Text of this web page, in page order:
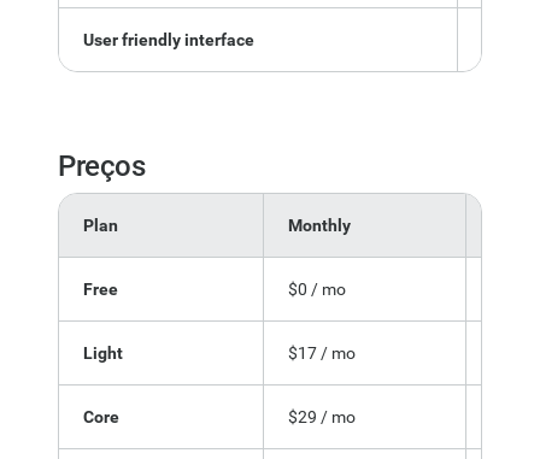
User friendly interface
Preços
Plan Monthly
Free $0 / mo
Light $17 / mo
Core $29 / mo